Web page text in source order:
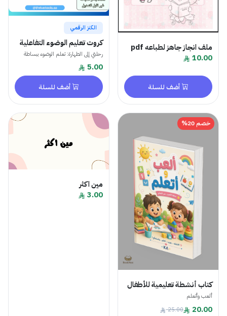
ملف انجاز جاهز لطباعه pdf
10.00
أضف للسلة
الكنز الرقمي
كروت تعليم الوضوء التفاعلية
رحلتي إلى الطهارة: تعلم الوضوء ببساطة
5.00
أضف للسلة
خصم 20%
كتاب أنشطة تعليمية للأطفال
ألعب وأتعلم
20.00
25.00
مين اكثر
3.00